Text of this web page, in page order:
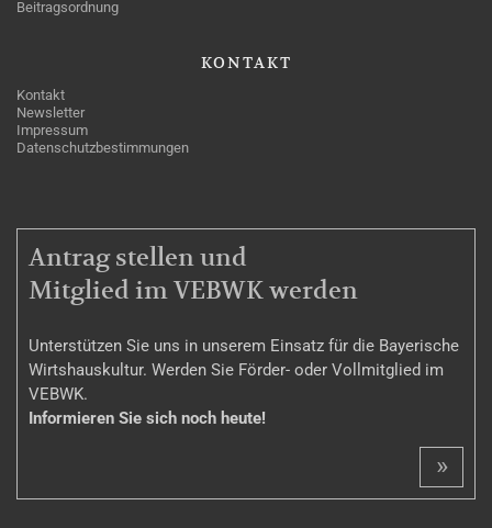
Beitragsordnung
KONTAKT
Kontakt
Newsletter
Impressum
Datenschutzbestimmungen
MITGLIEDSCHAFT
Antrag stellen und
Mitglied im VEBWK werden
Unterstützen Sie uns in unserem Einsatz für die Bayerische
Wirtshauskultur. Werden Sie Förder- oder Vollmitglied im
VEBWK.
Informieren Sie sich noch heute!
»